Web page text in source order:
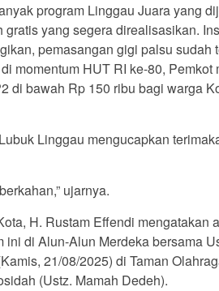
program Linggau Juara yang
gratis yang segera direalisasikan.
pemasangan gigi palsu sudah
momentum HUT RI ke-80,
di bawah Rp 150 ribu bagi warga
Linggau mengucapkan
ujarnya.
H. Rustam Effendi mengatakan
ini di Alun-Alun Merdeka bersama
21/08/2025) di Taman
(Ustz. Mamah Dedeh).